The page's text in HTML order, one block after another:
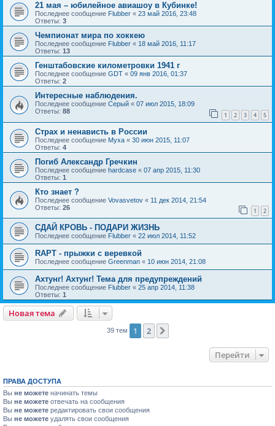
21 мая – юбилейное авиашоу в Кубинке!
Последнее сообщение Flubber « 23 май 2016, 23:48
Ответы: 3
Чемпионат мира по хоккею
Последнее сообщение Flubber « 18 май 2016, 11:17
Ответы: 13
Генштабовские километровки 1941 г
Последнее сообщение GDT « 09 янв 2016, 01:37
Ответы: 2
Интересные наблюдения.
Последнее сообщение Серый « 07 июл 2015, 18:09
Ответы: 88 1 2 3 4 5
Страх и ненависть в России
Последнее сообщение Myxa « 30 июн 2015, 11:07
Ответы: 4
Погиб Александр Гречкин
Последнее сообщение hardcase « 07 апр 2015, 11:30
Ответы: 1
Кто знает ?
Последнее сообщение Vovasvetov « 11 дек 2014, 21:54
Ответы: 26 1 2
СДАЙ КРОВЬ - ПОДАРИ ЖИЗНЬ
Последнее сообщение Flubber « 22 июл 2014, 11:52
RAPT - прыжки с веревкой
Последнее сообщение Greenman « 10 июн 2014, 21:08
Ахтунг! Ахтунг! Тема для предупреждений
Последнее сообщение Flubber « 25 апр 2014, 11:38
Ответы: 1
Новая тема
39 тем 1 2
Перейти
ПРАВА ДОСТУПА
Вы не можете начинать темы
Вы не можете отвечать на сообщения
Вы не можете редактировать свои сообщения
Вы не можете удалять свои сообщения